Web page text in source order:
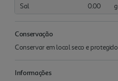
Sal
0.00 g
Conservação
Conservar em local seco e
Informações